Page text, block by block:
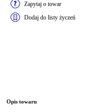
Zapytaj o towar
Dodaj do listy życzeń
Opis towaru